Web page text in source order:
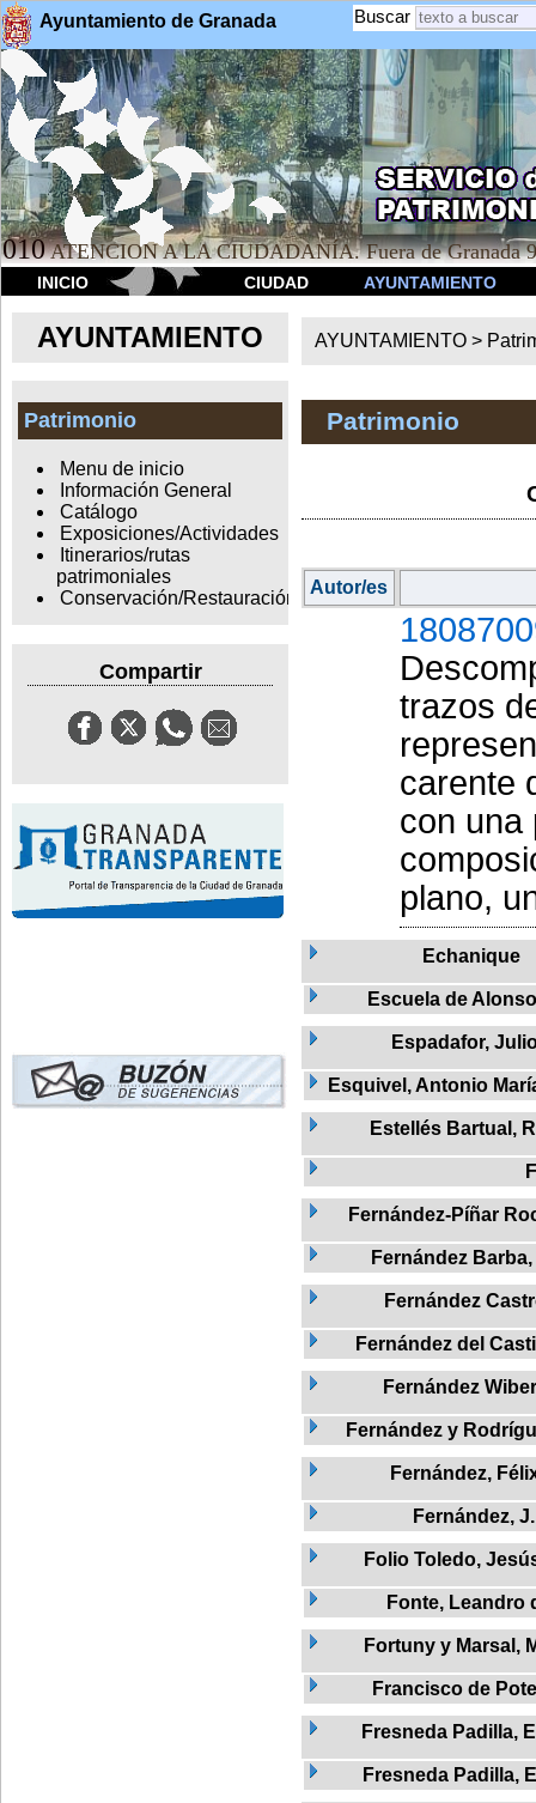
Ayuntamiento de Granada Buscar
010 ATENCION A LA CIUDADANÍA. Fuera de Granada
INICIO CIUDAD AYUNTAMIENTO
AYUNTAMIENTO
Patrimonio
Menu de inicio
Información General
Catálogo
Exposiciones/Actividades
Itinerarios/rutas
patrimoniales
Conservación/Restauración
Compartir
AYUNTAMIENTO >
Patrimonio
Autor/es
trazos
carente
con una
plano,
Echanique
Escuela de
Espadafor,
Esquivel, Antonio
Estellés Bartual,
Fernández-Píñar
Fernández
Fernández
Fernández del
Fernández
Fernández y
Fernández,
Fernández, J.
Folio Toledo,
Fonte, Leandro
Fortuny y Marsal,
Francisco de
Fresneda Padilla,
Fresneda Padilla,